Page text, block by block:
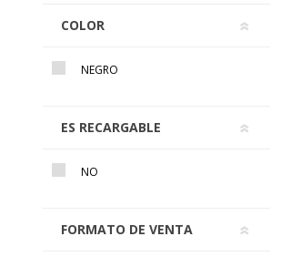
COLOR
NEGRO
ES RECARGABLE
NO
FORMATO DE VENTA